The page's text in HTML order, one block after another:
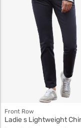
Front Row
Ladie s Lightweight Chino pantalon